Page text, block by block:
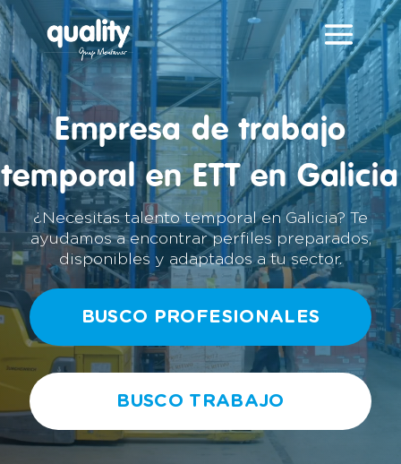
Reproductor
de
vídeo
Empresa de trabajo
temporal en ETT en Galicia
¿Necesitas talento temporal en Galicia? Te
ayudamos a encontrar perfiles preparados,
disponibles y adaptados a tu sector.
BUSCO PROFESIONALES
BUSCO TRABAJO